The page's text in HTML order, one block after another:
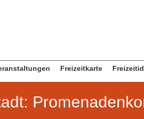
Freizeitkarte